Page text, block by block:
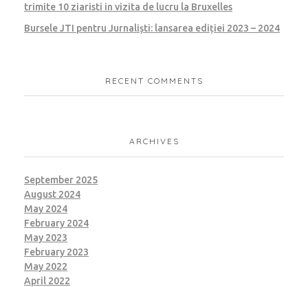
trimite 10 ziaristi in vizita de lucru la Bruxelles
Bursele JTI pentru Jurnaliști: lansarea ediției 2023 – 2024
RECENT COMMENTS
ARCHIVES
September 2025
August 2024
May 2024
February 2024
May 2023
February 2023
May 2022
April 2022